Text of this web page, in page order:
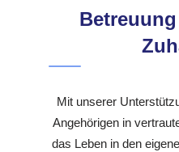
Mit unserer
Angehörigen in
das Leben in den